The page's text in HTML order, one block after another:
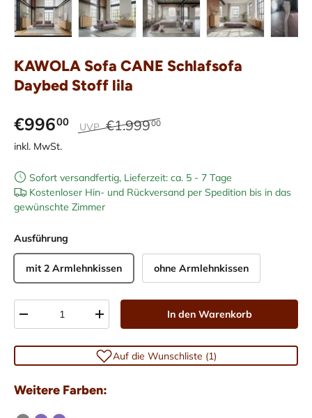
Bild 1 in Galerieansicht laden
Bild 2 in Galerieansicht laden
Bild 3 in Galerieansicht laden
Bild 4 in Bild 5
KAWOLA Sofa CANE Schlafsofa
Daybed Stoff lila
€99600 UVP €1.99900
inkl. MwSt.
Sofort versandfertig, Lieferzeit: ca. 5 - 7 Tage
Kostenloser Hin- und Rückversand per Spedition bis in das
gewünschte Zimmer
Ausführung
mit 2 Armlehnkissen ohne Armlehnkissen
+ In den Warenkorb
Auf die Wunschliste (1)
Weitere Farben: